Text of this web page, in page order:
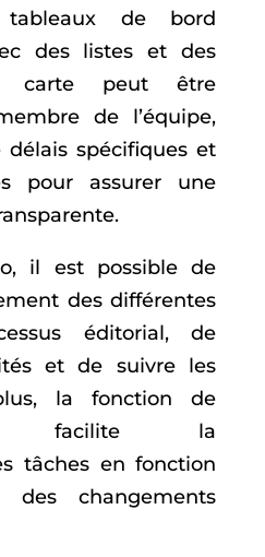
de bord
des listes et des
carte peut être
de l’équipe,
délais spécifiques et
pour assurer une
il est possible de
des différentes
éditorial, de
et de suivre les
la fonction de
facilite la
tâches en fonction
changements